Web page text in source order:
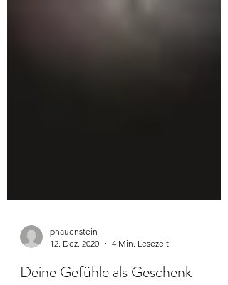
phauenstein
12. Dez. 2020
4 Min. Lesezeit